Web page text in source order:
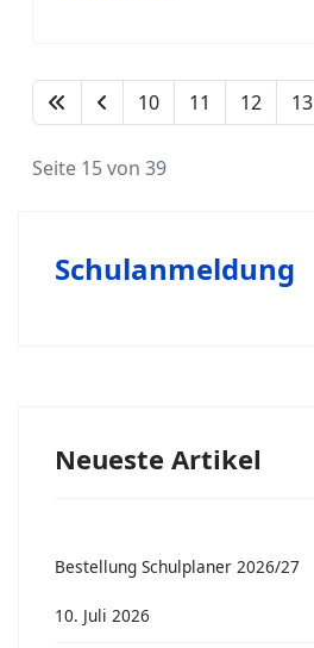
10 11 12 13
Seite 15 von 39
Schulanmeldung
Neueste Artikel
Bestellung Schulplaner 2026/27
10. Juli 2026